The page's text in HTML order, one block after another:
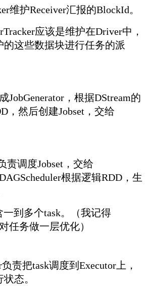
维护Receiver汇报的BlockId。
应该是维护在Driver中，
的这些数据块进行任务的派
JobGenerator，根据DStream的
，然后创建Jobset，交给
责调度Jobset，交给
根据逻辑RDD，生
到多个task。（我记得
任务做一层优化）
负责把task调度到Executor上，
态。